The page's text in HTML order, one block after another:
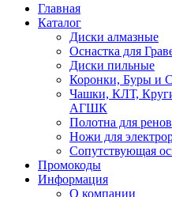
Главная
Каталог
Диски алмазные
Оснастка для
Диски пильные
Коронки, Буры и
Чашки, КЛТ,
АГШК
Полотна для
Ножи для
Сопутствующая
Промокоды
Информация
О компании